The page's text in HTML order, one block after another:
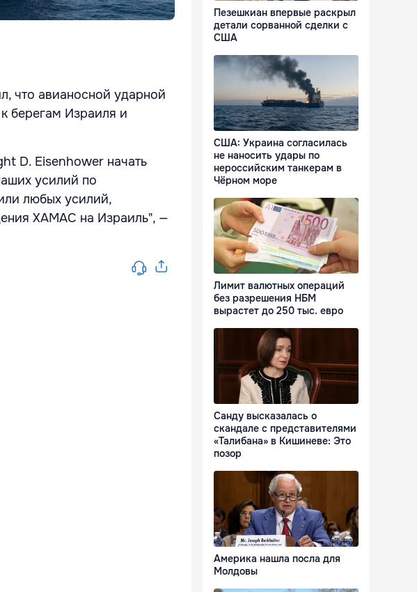
что авианосной ударной
берегам Израиля и
D. Eisenhower начать
усилий по
любых усилий,
ХАМАС на Израиль", —
Пезешкиан впервые раскрыл
детали сорванной сделки с
США
США: Украина согласилась
не наносить удары по
нероссийским танкерам в
Чёрном море
Лимит валютных операций
без разрешения НБМ
вырастет до 250 тыс. евро
Санду высказалась о
скандале с представителями
«Талибана» в Кишиневе: Это
позор
Америка нашла посла для
Молдовы